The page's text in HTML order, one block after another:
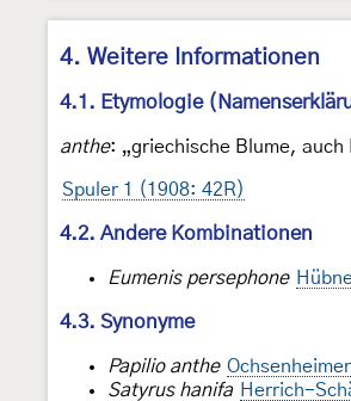
4. Weitere Informationen
4.1. Etymologie
anthe: „griechische Blume, auch
Spuler 1 (1908: 42R)
4.2. Andere Kombinationen
Eumenis persephone
4.3. Synonyme
Papilio anthe
Satyrus hanifa Herrich-